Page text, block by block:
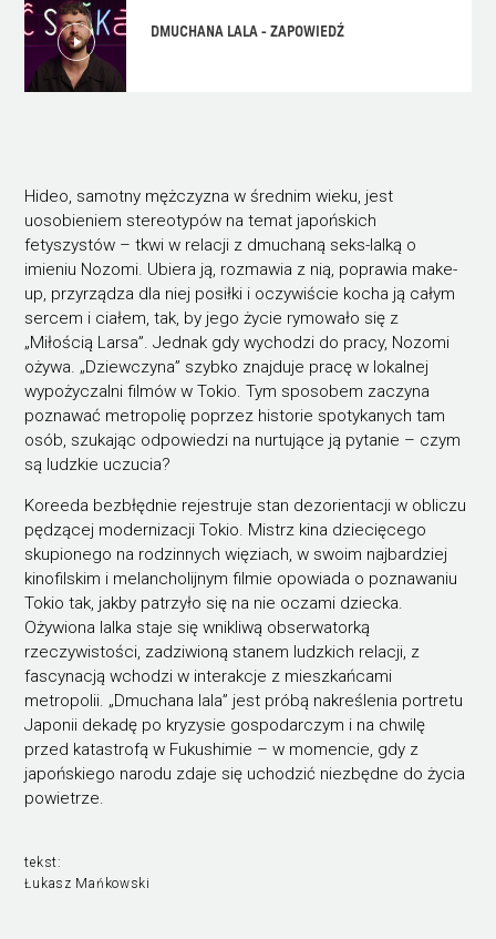
DMUCHANA LALA - ZAPOWIEDŹ
Hideo, samotny mężczyzna w średnim wieku, jest
uosobieniem stereotypów na temat japońskich
fetyszystów – tkwi w relacji z dmuchaną seks-lalką o
imieniu Nozomi. Ubiera ją, rozmawia z nią, poprawia make-
up, przyrządza dla niej posiłki i oczywiście kocha ją całym
sercem i ciałem, tak, by jego życie rymowało się z
„Miłością Larsa”. Jednak gdy wychodzi do pracy, Nozomi
ożywa. „Dziewczyna” szybko znajduje pracę w lokalnej
wypożyczalni filmów w Tokio. Tym sposobem zaczyna
poznawać metropolię poprzez historie spotykanych tam
osób, szukając odpowiedzi na nurtujące ją pytanie – czym
są ludzkie uczucia?
Koreeda bezbłędnie rejestruje stan dezorientacji w obliczu
pędzącej modernizacji Tokio. Mistrz kina dziecięcego
skupionego na rodzinnych więziach, w swoim najbardziej
kinofilskim i melancholijnym filmie opowiada o poznawaniu
Tokio tak, jakby patrzyło się na nie oczami dziecka.
Ożywiona lalka staje się wnikliwą obserwatorką
rzeczywistości, zadziwioną stanem ludzkich relacji, z
fascynacją wchodzi w interakcje z mieszkańcami
metropolii. „Dmuchana lala” jest próbą nakreślenia portretu
Japonii dekadę po kryzysie gospodarczym i na chwilę
przed katastrofą w Fukushimie – w momencie, gdy z
japońskiego narodu zdaje się uchodzić niezbędne do życia
powietrze.
tekst:
Łukasz Mańkowski